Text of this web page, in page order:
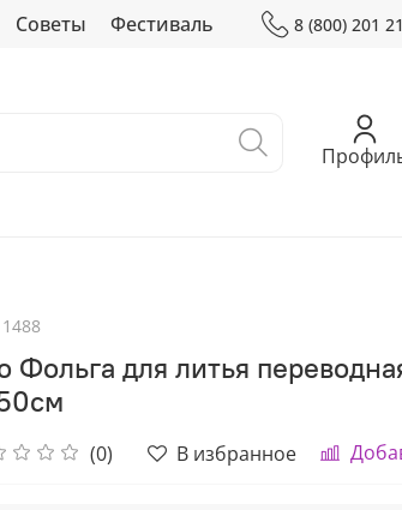
Советы Фестиваль 8 (800) 201
1488
Фольга для литья
(0) В избранное